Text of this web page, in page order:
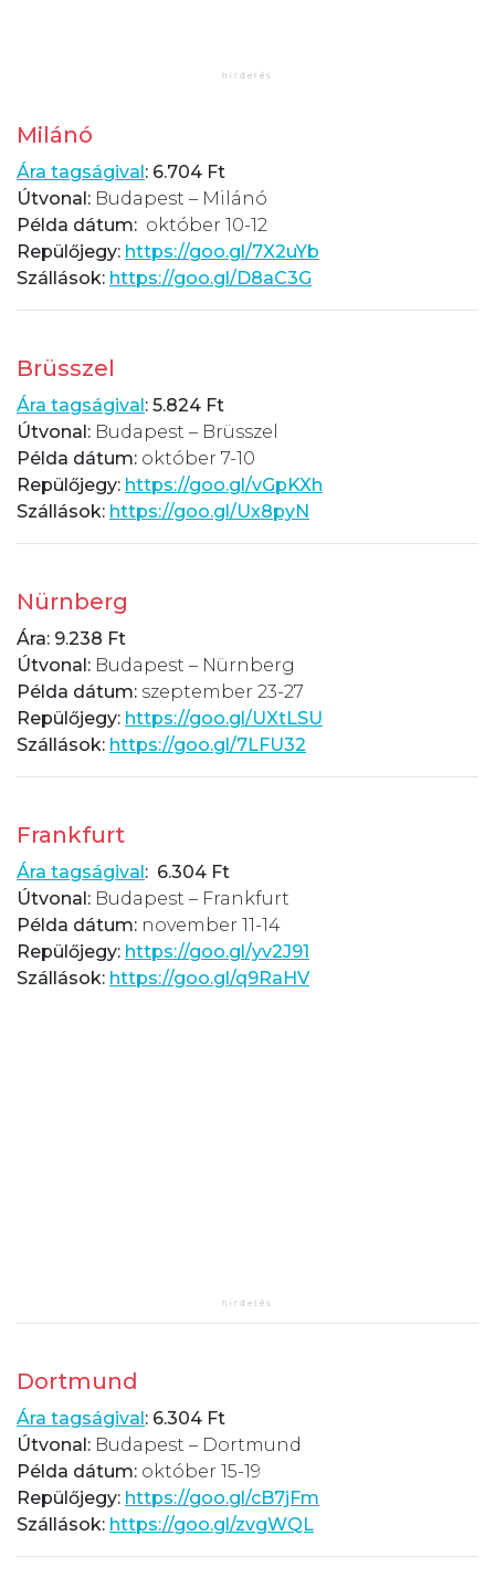
Milánó
Ára tagságival: 6.704 Ft
Útvonal: Budapest – Milánó
Példa dátum: október 10-12
Repülőjegy: https://goo.gl/7X2uYb
Szállások: https://goo.gl/D8aC3G
Brüsszel
Ára tagságival: 5.824 Ft
Útvonal: Budapest – Brüsszel
Példa dátum: október 7-10
Repülőjegy: https://goo.gl/vGpKXh
Szállások: https://goo.gl/Ux8pyN
Nürnberg
Ára: 9.238 Ft
Útvonal: Budapest – Nürnberg
Példa dátum: szeptember 23-27
Repülőjegy: https://goo.gl/UXtLSU
Szállások: https://goo.gl/7LFU32
Frankfurt
Ára tagságival: 6.304 Ft
Útvonal: Budapest – Frankfurt
Példa dátum: november 11-14
Repülőjegy: https://goo.gl/yv2J91
Szállások: https://goo.gl/q9RaHV
Dortmund
Ára tagságival: 6.304 Ft
Útvonal: Budapest – Dortmund
Példa dátum: október 15-19
Repülőjegy: https://goo.gl/cB7jFm
Szállások: https://goo.gl/zvgWQL